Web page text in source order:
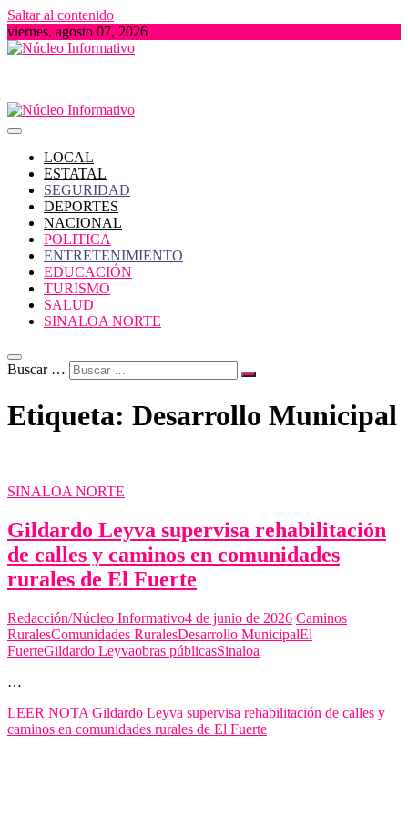
Saltar al contenido
viernes, agosto 07, 2026
LOCAL
ESTATAL
SEGURIDAD
DEPORTES
NACIONAL
POLITICA
ENTRETENIMIENTO
EDUCACIÓN
TURISMO
SALUD
SINALOA NORTE
Buscar …
Etiqueta: Desarrollo Municipal
SINALOA NORTE
Gildardo Leyva supervisa rehabilitación
de calles y caminos en comunidades
rurales de El Fuerte
Redacción/Núcleo Informativo4 de junio de 2026 Caminos
RuralesComunidades RuralesDesarrollo MunicipalEl
FuerteGildardo Leyvaobras públicasSinaloa
…
LEER NOTA Gildardo Leyva supervisa rehabilitación de calles y
caminos en comunidades rurales de El Fuerte